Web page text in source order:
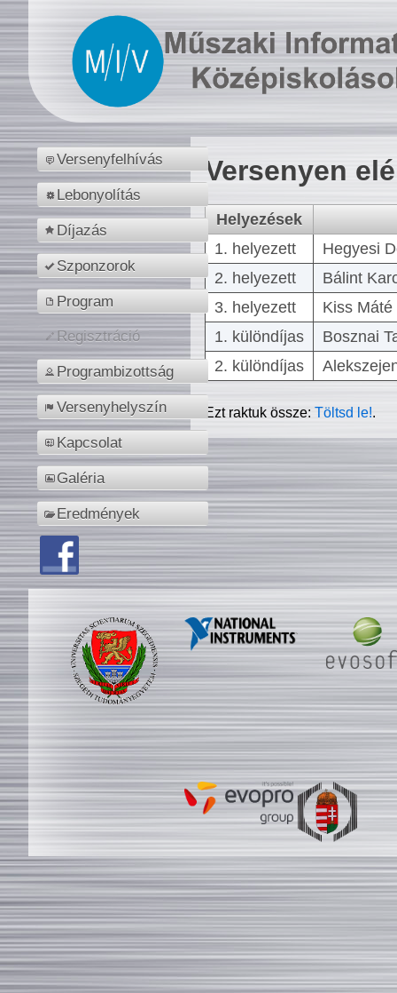
Versenyfelhívás
Lebonyolítás
Díjazás
Szponzorok
Program
Regisztráció
Programbizottság
Versenyhelyszín
Kapcsolat
Galéria
Eredmények
Versenyen
Helyezések
1. helyezett
Hegyesi
2. helyezett
Bálint
3. helyezett
Kiss
1. különdíjas
Bosznai
2. különdíjas
Ezt raktuk össze:Töltsd le!.